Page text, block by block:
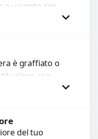
o usurata con
garantiti.
e...
è graffiato o
con
per 3
del tuo